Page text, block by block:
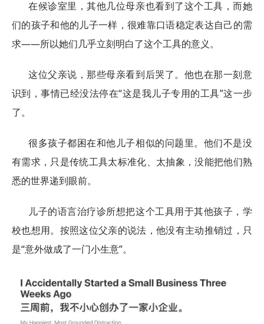
在候诊室里，其他几位母亲也看到了这个工具，而她
们的孩子和他的儿子一样，很难靠口语稳定表达自己的需
求——所以她们几乎立刻明白了这个工具的意义。
这位父亲说，那些母亲看到后哭了。他也在那一刻意
识到，事情已经没法停在“这是我儿子专用的工具”这一步
了。
很多孩子都困在和他儿子相似的问题里。他们不是没
有需求，只是传统工具太标准化、太抽象，没能把他们熟
悉的世界递到眼前。
儿子的语言治疗诊所想把这个工具用于其他孩子，学
校也想用。按照这位父亲的说法，他没有主动推销过，只
是“意外做成了一门小生意”。